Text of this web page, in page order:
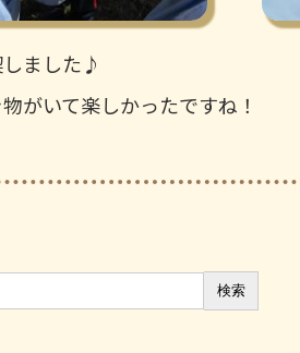
ました♪
がいて楽しかったですね！